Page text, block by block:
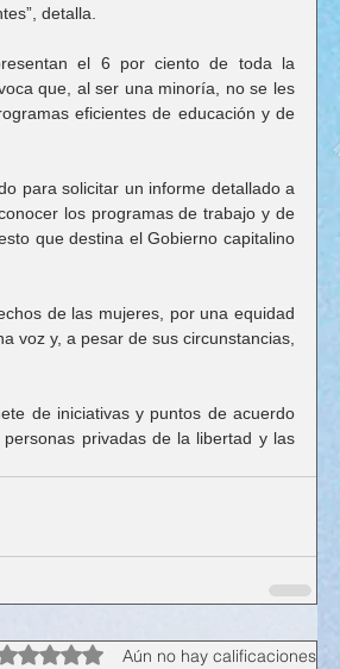
detalla.
el 6 por ciento de toda la
que, al ser una minoría, no se les
eficientes de educación y de
para solicitar un informe detallado a
los programas de trabajo y de
que destina el Gobierno capitalino
de las mujeres, por una equidad
voz y, a pesar de sus circunstancias,
de iniciativas y puntos de acuerdo
privadas de la libertad y las
0 de 5 estrellas.Aún no hay calificaciones